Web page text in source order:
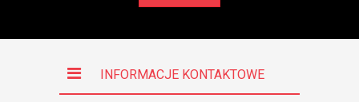
INFORMACJE KONTAKTOWE